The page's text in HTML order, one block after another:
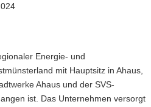
Energie- und
mit Hauptsitz in Ahaus,
Ahaus und der SVS-
ist. Das Unternehmen versorgt